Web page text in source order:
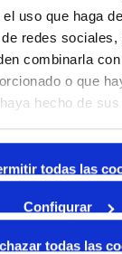
uso que haga
redes
combinarla
o que
hecho de
todas las
Configurar
todas las
Mensual
Ir al mes específico
Día Anterior
Siguiente Día